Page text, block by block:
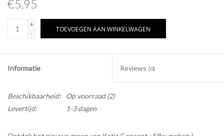
€5,95
+
-
TOEVOEGEN AAN WINKELWAGEN
Informatie Reviews (0)
Beschikbaarheid: Op voorraad(2)
Levertijd:
1-3 dagen